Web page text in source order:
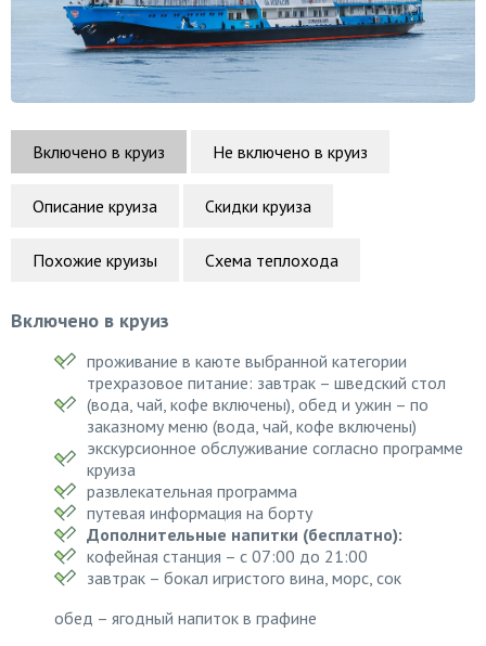
Включено в круиз Не включено в круиз
Описание круиза Скидки круиза
Похожие круизы Схема теплохода
Включено в круиз
проживание в каюте выбранной категории
трехразовое питание: завтрак – шведский стол
(вода, чай, кофе включены), обед и ужин – по
заказному меню (вода, чай, кофе включены)
экскурсионное обслуживание согласно программе
круиза
развлекательная программа
путевая информация на борту
Дополнительные напитки (бесплатно):
кофейная станция – с 07:00 до 21:00
завтрак – бокал игристого вина, морс, сок
обед – ягодный напиток в графине